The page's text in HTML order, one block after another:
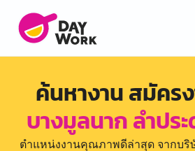
ค้นหางาน สมัคร
บางมูลนาก ลำประ
ตำแหน่งงานคุณภาพดีล่าสุด จากบ